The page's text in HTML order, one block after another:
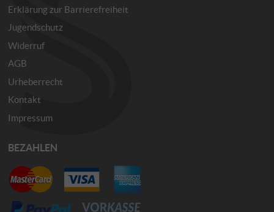
Erklärung zur Barrierefreiheit
Jugendschutz
Widerruf
AGB
Urheberrecht
Kontakt
Impressum
BEZAHLEN